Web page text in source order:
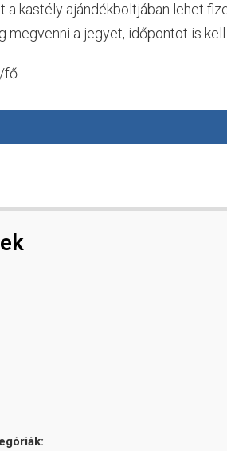
a kastély ajándékboltjában lehet
megvenni a jegyet, időpontot is kell
fő